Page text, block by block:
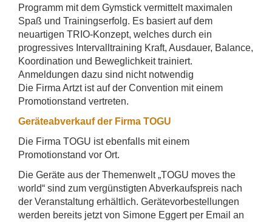
Programm mit dem Gymstick vermittelt maximalen
Spaß und Trainingserfolg. Es basiert auf dem
neuartigen TRIO-Konzept, welches durch ein
progressives Intervalltraining Kraft, Ausdauer, Balance,
Koordination und Beweglichkeit trainiert.
Anmeldungen dazu sind nicht notwendig
Die Firma Artzt ist auf der Convention mit einem
Promotionstand vertreten.
Geräteabverkauf der Firma TOGU
Die Firma TOGU ist ebenfalls mit einem
Promotionstand vor Ort.
Die Geräte aus der Themenwelt „TOGU moves the
world“ sind zum vergünstigten Abverkaufspreis nach
der Veranstaltung erhältlich. Gerätevorbestellungen
werden bereits jetzt von Simone Eggert per Email an